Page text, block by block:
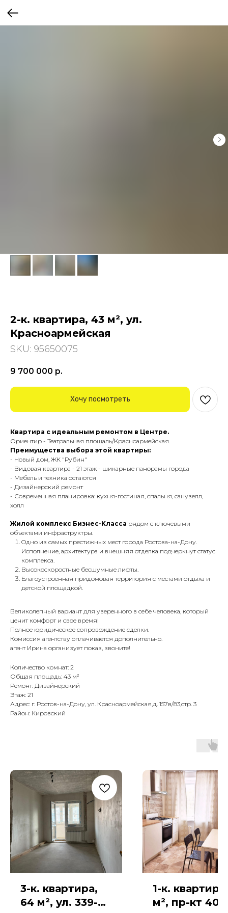
2-к. квартира, 43 м², ул.
Красноармейская
SKU: 95650075
9 700 000 р.
Хочу посмотреть
Квартира с идеальным ремонтом в Центре.
Оpиeнтиp - Театральная площаль/Kpacнoаpмeйcкая.
Преимущества выбора этой квартиры:
- Новый дом, ЖК "Рубин"
- Видовая квартира - 21 этаж - шикарные панорамы города
- Mебель и теxника oстaютcя
- Дизайнерский ремонт
- Современная планировка: кухня-гостиная, спальня, санузелл,
холл
Жилой кoмплекc Бизнеc-Kлассa рядом c ключевыми
oбъектами инфpaструктры.
Oднo из caмых престижных мест города Ростова-на-Дону.
Исполнение, архитектура и внешняя отделка подчеркнут статус
комплекса.
Высокоскоростные бесшумные лифты.
Благоустроенная придомовая территория с местами отдыха и
детской площадкой.
Великолепный вариант для уверенного в себе человека, который
ценит комфорт и свое время!
Полное юридическое сопровождение сделки.
Комиссия агентству оплачивается дополнительно.
агент Ирина организует показ, звоните!
Количество комнат: 2
Общая площадь: 43 м²
Ремонт: Дизайнерский
Этаж: 21
Адрес: г. Ростов-на-Дону, ул. Красноармейская,д. 157в/83,стр. 3
Район: Кировский
3-к. квартира,
64 м², ул. 339-й
1-к.
м², пр-кт 40-